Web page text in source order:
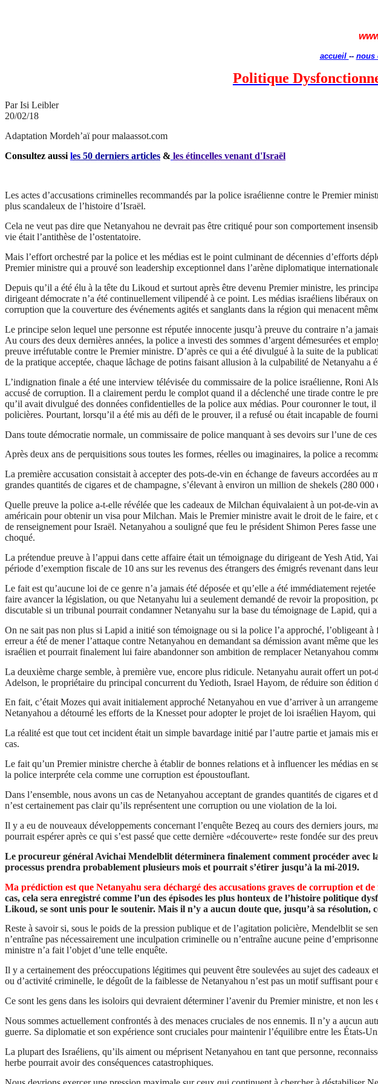
accueil -- nous
Politique
ParIsi Leibler
20/02/18
Adaptation Mordeh’aïpour malaassot.com
Consultez aussi les 50 derniers articles & les étincelles venant d'Israël
Les actes d’accusations criminelles recommandés par la police israélienne contre le Premier
plus scandaleux de l’histoire d’Israël.
Cela ne veut pas dire que Netanyahou ne devrait pas être critiqué pour son comportement
vie était l’antithèse de l’ostentatoire.
Mais l’effort orchestré par la police et les médias est le point culminant de décennies d’efforts
Premier ministre qui a prouvé son leadership exceptionnel dans l’arène diplomatique
Depuis qu’il a été élu à la tête du Likoud et surtout après être devenu Premier ministre, les
dirigeant démocrate n’a été continuellement vilipendé à ce point. Les médias israéliens libéraux
corruption que la couverture des événements agités et sanglants dans la région qui menacent
Le principe selon lequel une personne est réputée innocente jusqu’à preuve du contraire n’a
Au cours des deux dernières années, la police a investi des sommes d’argent démesurées et
preuve irréfutable contre le Premier ministre. D’après ce qui a été divulgué à la suite de la
de la pratique acceptée, chaque lâchage de potins faisant allusion à la culpabilité de Netanyahu a
L’indignation finale a été une interview télévisée du commissaire de la police israélienne, Roni
accusé de corruption. Il a clairement perdu le complot quand il a déclenché une tirade contre le
qu’il avait divulgué des données confidentielles de la police aux médias. Pour couronner le tout,
policières. Pourtant, lorsqu’il a été mis au défi de le prouver, il a refusé ou était incapable de
Dans toute démocratie normale, un commissaire de police manquant à ses devoirs sur l’une de
Après deux ans de perquisitions sous toutes les formes, réelles ou imaginaires, la police a
La première accusation consistait à accepter des pots-de-vin en échange de faveurs accordées au
grandes quantités de cigares et de champagne, s’élevant à environ un million de shekels (280 000
Quelle preuve la police a-t-elle révélée que les cadeaux de Milchan équivalaient à un pot-de-vin
américain pour obtenir un visa pourMilchan. Mais le Premier ministre avait le droit de le faire, et
de renseignement pour Israël. Netanyahou a souligné que feu le président Shimon Peres fasse
choqué.
La prétendue preuve à l’appui dans cette affaire était un témoignage du dirigeant deYesh Atid,
période d’exemption fiscale de 10 ans sur les revenus des étrangers des émigrés revenant dans
Le fait est qu’aucune loi de ce genre n’a jamais été déposée et qu’elle a été immédiatement
faire avancer la législation, ou que Netanyahu lui a seulement demandé de revoir la proposition,
discutable si un tribunal pourrait condamner Netanyahu sur la base du témoignage de Lapid, qui
On ne sait pas non plus si Lapid a initié son témoignage ou si la police l’a approché, l’obligeant
erreur a été de mener l’attaque contre Netanyahou en demandant sa démission avant même
israélien et pourrait finalement lui faire abandonner son ambition de remplacer Netanyahou
La deuxième charge semble, à première vue, encore plus ridicule. Netanyahu aurait offert un pot-
Adelson, le propriétaire du principal concurrent du Yedioth, Israel Hayom, de réduire son édition
En fait, c’étaitMozes qui avait initialement approché Netanyahou en vue d’arriver à un
Netanyahou a détourné les efforts de la Knesset pour adopter le projet de loi israélien Hayom, qui
La réalité est que tout cet incident était un simple bavardage initié par l’autre partie et jamais
cas.
Le fait qu’un Premier ministre cherche à établir de bonnes relations et à influencer les médias en
la police interpréte cela comme une corruption est époustouflant.
Dans l’ensemble, nous avons un cas de Netanyahou acceptant de grandes quantités de cigares
n’est certainement pas clair qu’ils représentent une corruption ou une violation de la loi.
Il y a eu de nouveaux développements concernant l’enquête Bezeq au cours des derniers jours,
pourrait espérer après ce qui s’est passé que cette dernière «découverte» reste fondée sur des
Le procureur général Avichai Mendelblit déterminera finalement comment procéder avec
processus prendra probablement plusieurs mois et pourrait s’étirer jusqu’à la mi-2019.
Ma prédiction est que Netanyahu sera déchargé des accusations graves de corruption et
cas, cela sera enregistré comme l’un des épisodes les plus honteux de l’histoire politique
Likoud, se sont unis pour le soutenir. Mais il n’y a aucun doute que, jusqu’à sa résolution,
Reste à savoir si, sous le poids de la pression publique et de l’agitation policière, Mendelblitse
n’entraîne pas nécessairement une inculpation criminelle ou n’entraîne aucune peine
ministre n’a fait l’objet d’une telle enquête.
Il y a certainement des préoccupations légitimes qui peuvent être soulevées au sujet des
ou d’activité criminelle, le dégoût de la faiblesse de Netanyahou n’est pas un motif suffisant
Ce sont les gens dans les isoloirs qui devraient déterminer l’avenir du Premier ministre, et non
Nous sommes actuellement confrontés à des menaces cruciales de nos ennemis. Il n’y a aucun
guerre. Sa diplomatie et son expérience sont cruciales pour maintenir l’équilibre entre les États-
La plupart des Israéliens, qu’ils aiment ou méprisent Netanyahou en tant que personne,
herbe pourrait avoir des conséquences catastrophiques.